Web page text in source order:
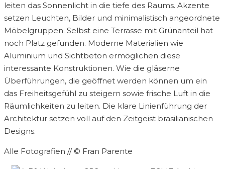
leiten das Sonnenlicht in die tiefe des Raums. Akzente
setzen Leuchten, Bilder und minimalistisch angeordnete
Möbelgruppen. Selbst eine Terrasse mit Grünanteil hat
noch Platz gefunden. Moderne Materialien wie
Aluminium und Sichtbeton ermöglichen diese
interessante Konstruktionen. Wie die gläserne
Überführungen, die geöffnet werden können um ein
das Freiheitsgefühl zu steigern sowie frische Luft in die
Räumlichkeiten zu leiten. Die klare Linienführung der
Architektur setzen voll auf den Zeitgeist brasilianischen
Designs.
Alle Fotografien // © Fran Parente